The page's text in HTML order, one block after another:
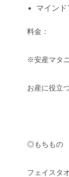
マイン
料金：
※安産マタ
お産に役立
◎もちもの
フェイスタ